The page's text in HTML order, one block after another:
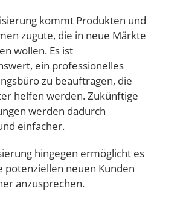
kommt Produkten und
zugute, die in neue Märkte
wollen. Es ist
ein professionelles
zu beauftragen, die
helfen werden. Zukünftige
werden dadurch
einfacher.
hingegen ermöglicht es
potenziellen neuen Kunden
anzusprechen.